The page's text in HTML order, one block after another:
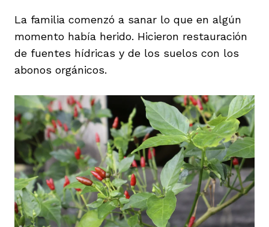
La familia comenzó a sanar lo que en algún
momento había herido. Hicieron restauración
de fuentes hídricas y de los suelos con los
abonos orgánicos.